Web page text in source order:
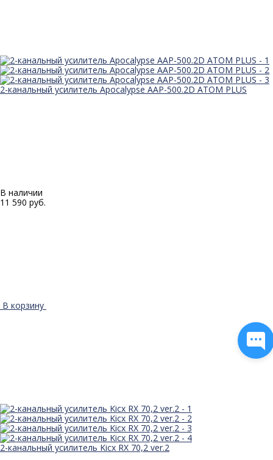
2-канальный усилитель Apocalypse AAP-500.2D ATOM PLUS
В наличии
11 590 руб.
В корзину
2-канальный усилитель Kicx RX 70,2 ver.2